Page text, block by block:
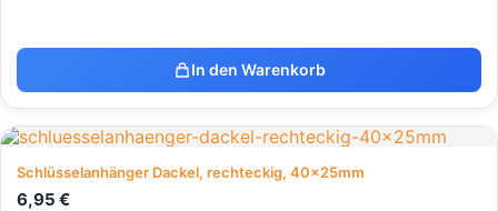
In den Warenkorb
Schlüsselanhänger Dackel, rechteckig, 40x25mm
6,95 €